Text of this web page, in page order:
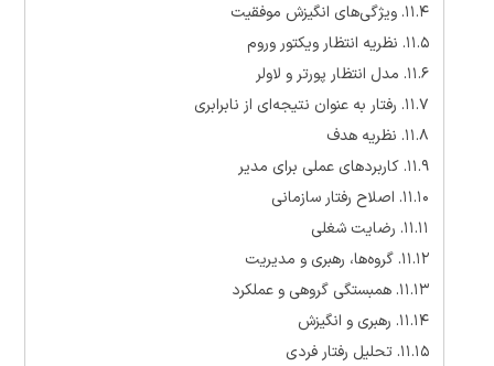
۱۱.۴. ویژگی‌های انگیزش موفقیت
۱۱.۵. نظریه انتظار ویکتور وروم
۱۱.۶. مدل انتظار پورتر و لاولر
۱۱.۷. رفتار به عنوان نتیجه‌ای از نابرابری
۱۱.۸. نظریه هدف
۱۱.۹. کاربردهای عملی برای مدیر
۱۱.۱۰. اصلاح رفتار سازمانی
۱۱.۱۱. رضایت شغلی
۱۱.۱۲. گروه‌ها، رهبری و مدیریت
۱۱.۱۳. همبستگی گروهی و عملکرد
۱۱.۱۴. رهبری و انگیزش
۱۱.۱۵. تحلیل رفتار فردی